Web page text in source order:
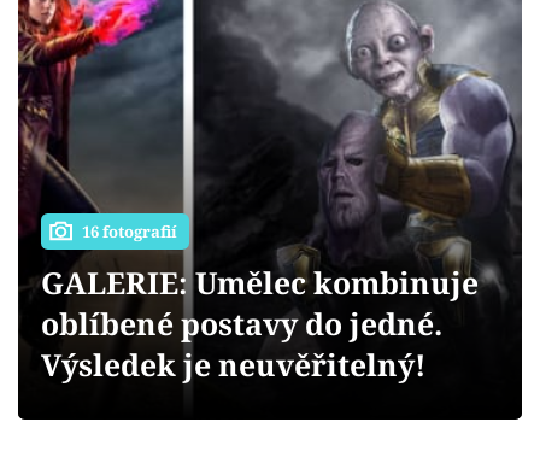
Youtubeři
Virály
Sex a vztahy
Videa
Sledujte prima+
Přihlášení
16 fotografií
GALERIE: Umělec kombinuje
oblíbené postavy do jedné.
Výsledek je neuvěřitelný!